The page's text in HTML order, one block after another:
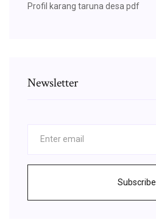
Profil karang taruna desa pdf
Newsletter
Subscribe